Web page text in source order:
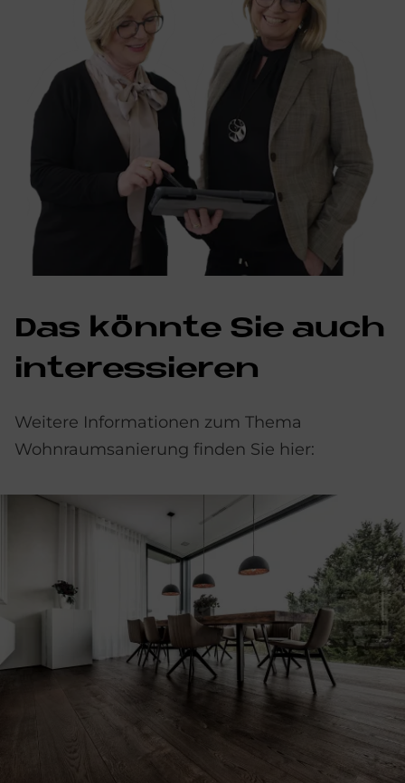
Das könnte Sie auch
interessieren
Weitere Informationen zum Thema
Wohnraumsanierung finden Sie hier: